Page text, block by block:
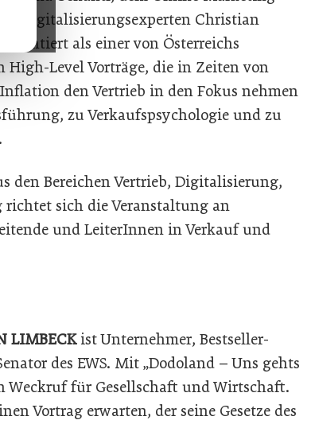
Digitalisierungsexperten Christian
präsentiert als einer von Österreichs
High-Level Vorträge, die in Zeiten von
den Vertrieb in den Fokus nehmen
zu Verkaufspsychologie und zu
den Bereichen Vertrieb, Digitalisierung,
sich die Veranstaltung an
und LeiterInnen in Verkauf und
LIMBECKist Unternehmer, Bestseller-
des EWS. Mit „Dodoland – Uns gehts
Weckruf für Gesellschaft und Wirtschaft.
Vortrag erwarten, der seine Gesetze des